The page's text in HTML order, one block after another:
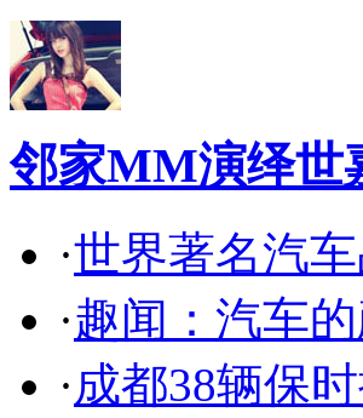
邻家MM演绎世
·世界著名汽
·趣闻：汽车
·成都38辆保